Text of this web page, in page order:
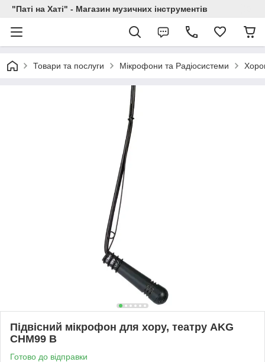
"Паті на Хаті" - Магазин музичних інструментів
Товари та послуги Мікрофони та Радіосистеми
Підвісний мікрофон для хору, театру AKG
CHM99 B
Готово до відправки